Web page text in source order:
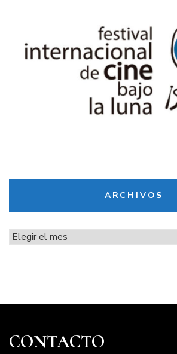
ARCHIVOS
Archivos
CONTACTO